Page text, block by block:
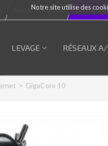
Nous contacter
Notre site utilise des
LEVAGE RÉSEAUX
> GigaCore 10